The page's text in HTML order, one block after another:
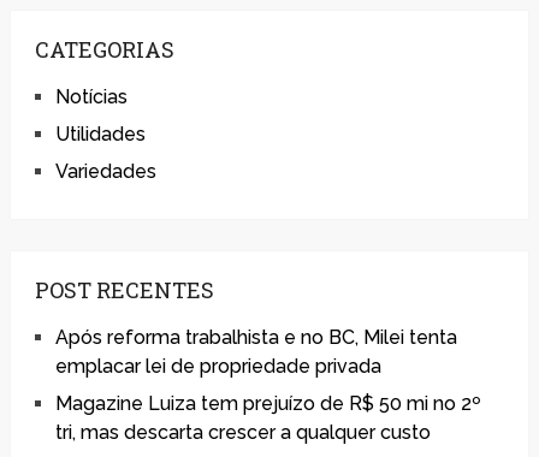
CATEGORIAS
Notícias
Utilidades
Variedades
POST RECENTES
Após reforma trabalhista e no BC, Milei tenta
emplacar lei de propriedade privada
Magazine Luiza tem prejuízo de R$ 50 mi no 2º
tri, mas descarta crescer a qualquer custo